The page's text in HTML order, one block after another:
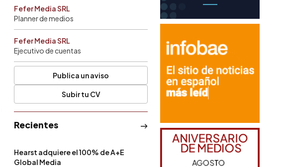
Fefer Media SRL
Planner de medios
Fefer Media SRL
Ejecutivo de cuentas
Publica un aviso
Subir tu CV
Recientes
Hearst adquiere el 100% de A+E
Global Media